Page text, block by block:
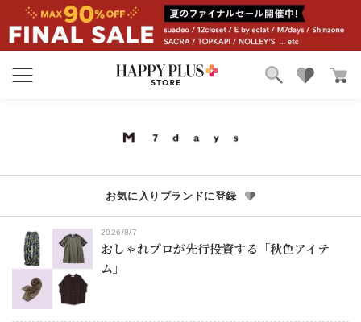
お気に入り
お気に入りブランドに登録
2026/8/7
おしゃれプロが先行投資する「秋色アイテ
ム」